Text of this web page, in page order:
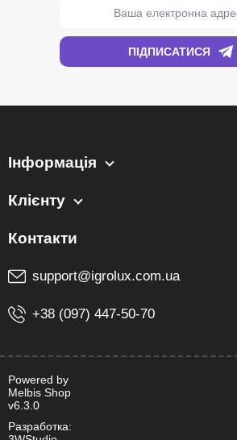
Інформація
Клієнту
support@igrolux.com.ua
+38 (097) 447-50-70
Powered by
Melbis Shop
v6.3.0